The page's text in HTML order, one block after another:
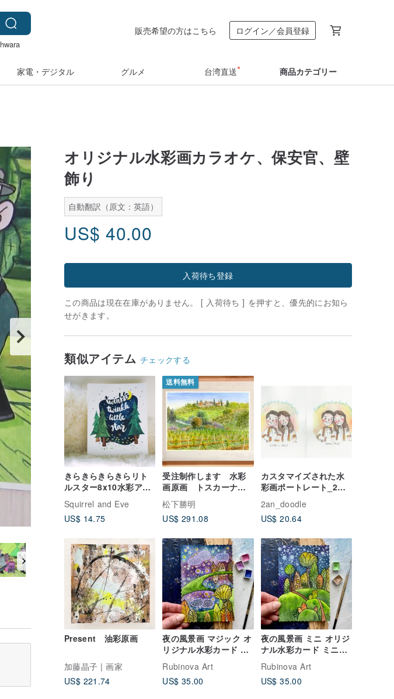
hwara
販売希望の方はこちら ログイン／会員登録
家電・デジタル グルメ 台湾直送 商品カテゴリー
オリジナル水彩画カラオケ、保安官、壁
飾り
自動翻訳（原文：英語）
US$ 40.00
入荷待ち登録
この商品は現在在庫がありません。 [ 入荷待ち ] を押すと、優先的にお知ら
せがきます。
類似アイテム チェックする
きらきらきらきらリト
ルスター8x10水彩アー
トプリント
Squirrel and Eve
US$ 14.75
送料無料
受注制作します 水彩
画原画 トスカーナの
田園
松下勝明
US$ 291.08
カスタマイズされた水
彩画ポートレート_2人/
はがき
2an_doodle
US$ 20.64
Present 油彩原画
加藤晶子 | 画家
US$ 221.74
夜の風景画 マジック オ
リジナル水彩カード ミ
ニチュアアート
Rubinova Art
US$ 35.00
夜の風景画 ミニ オリジ
ナル水彩カード ミニチ
ュアアート by
Rubinova
Rubinova Art
US$ 35.00